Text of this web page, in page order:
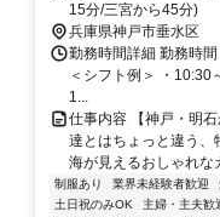
15分/三宮から45分)
兵庫県神戸市垂水区
勤務時間詳細 勤務時
＜シフト例＞ ・10:30
1...
仕事内容 【神戸・明
達とはちょっと違う、
海が見えるおしゃれな
制服あり 業界未経験者歓迎
土日祝のみOK
主婦・主夫歓